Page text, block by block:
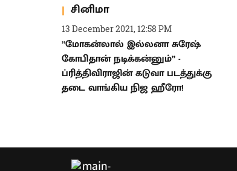
சினிமா
13 December 2021, 12:58 PM
”மோகன்லால் இல்லனா சுரேஷ்
கோபிதான் நடிக்கன்னும்” -
ப்ரித்திவிராஜின் கடுவா படத்துக்கு
தடை வாங்கிய நிஜ ஹீரோ!